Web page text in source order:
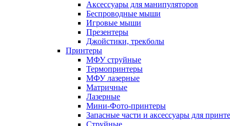
Аксессуары для манипуляторов
Беспроводные мыши
Игровые мыши
Презентеры
Джойстики, трекболы
Принтеры
МФУ струйные
Термопринтеры
МФУ лазерные
Матричные
Лазерные
Мини-Фото-принтеры
Запасные части и аксессуары для
Струйные